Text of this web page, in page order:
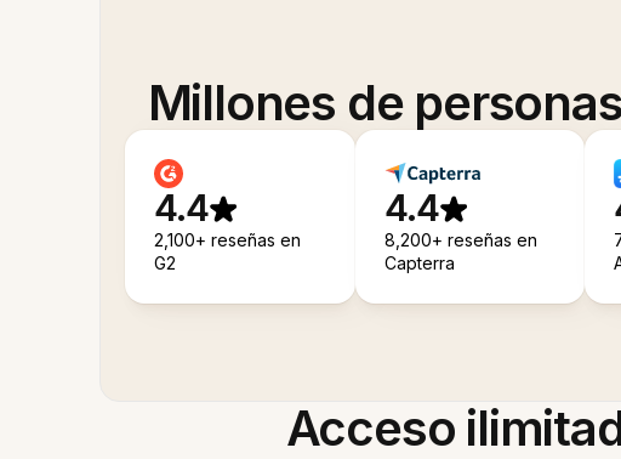
Millones de
4.4
2,100+ reseñas en
G2
4.4
8,200+ reseñas en
Capterra
Acceso